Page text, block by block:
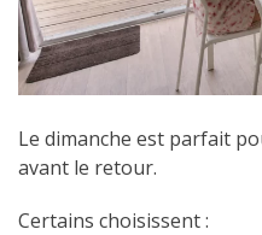
Le dimanche est parfait
avant le retour.
Certains choisissent :